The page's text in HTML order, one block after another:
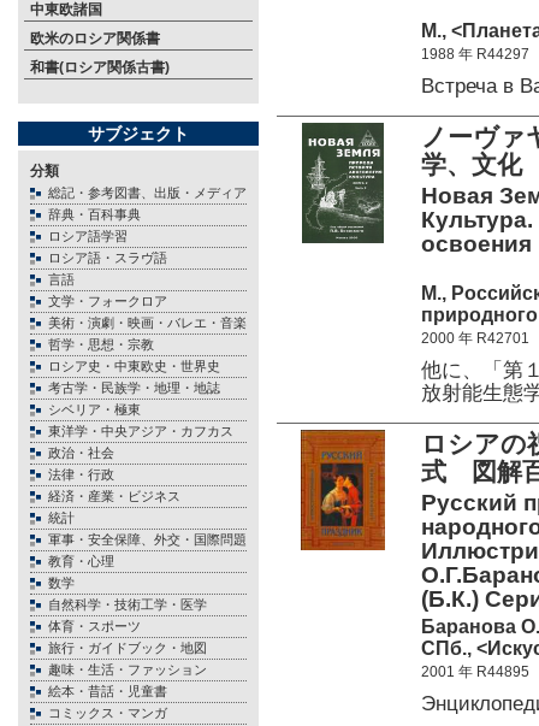
中東欧諸国
欧米のロシア関係書
和書(ロシア関係古書)
サブジェクト
分類
総記・参考図書、出版・メディア
辞典・百科事典
ロシア語学習
ロシア語・スラヴ語
言語
文学・フォークロア
美術・演劇・映画・バレエ・音楽
哲学・思想・宗教
ロシア史・中東欧史・世界史
考古学・民族学・地理・地誌
シベリア・極東
東洋学・中央アジア・カフカス
政治・社会
法律・行政
経済・産業・ビジネス
統計
軍事・安全保障、外交・国際問題
教育・心理
数学
自然科学・技術工学・医学
体育・スポーツ
旅行・ガイドブック・地図
趣味・生活・ファッション
絵本・昔話・児童書
コミックス・マンガ
М.,
1988 年 R44297
Встреча в
ノーヴァ
学、文
Новая
М.,
2000 年 R42701
他に、「第
放射能生態
ロシアの
式 図解
Русский
(Б.К.)
Баранова
СПб.,
2001 年 R44895